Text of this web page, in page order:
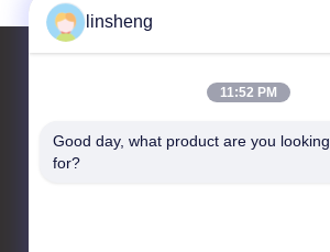
linsheng
11:52 PM
Good day, what product are you looking
for?